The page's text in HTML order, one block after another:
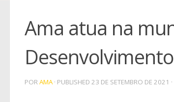
Ama atua na
PORAMA · PUBLISHED 23 DE SETEMBRO DE 2021